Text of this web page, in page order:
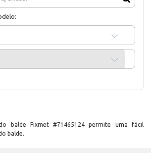
balde Fixmet #71465124 permite uma fácil
balde.